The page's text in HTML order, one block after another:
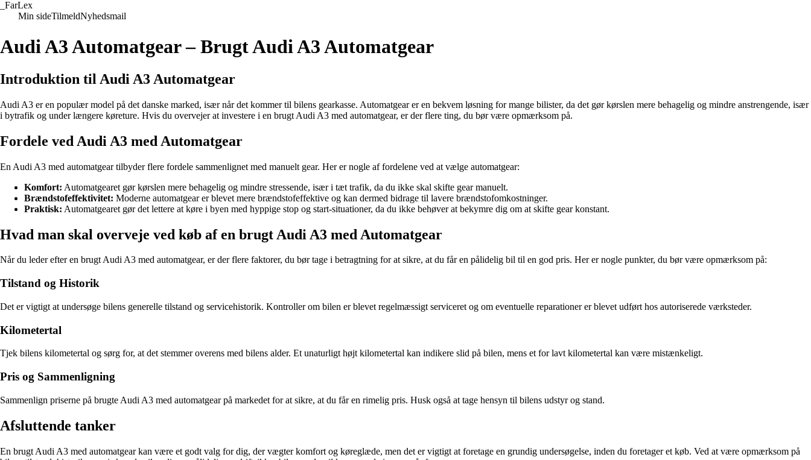
FarLex
Min sideTilmeldNyhedsmail
Audi A3 Automatgear – Brugt Audi A3 Automatgear
Introduktion til Audi A3 Automatgear
Audi A3 er en populær model på det danske marked, især når det kommer til bilens gearkasse. Automatgear er en bekvem løsning for mange bilister, da det gør kørslen mere behagelig og mindre anstrengende, især
i bytrafik og under længere køreture. Hvis du overvejer at investere i en brugt Audi A3 med automatgear, er der flere ting, du bør være opmærksom på.
Fordele ved Audi A3 med Automatgear
En Audi A3 med automatgear tilbyder flere fordele sammenlignet med manuelt gear. Her er nogle af fordelene ved at vælge automatgear:
Komfort: Automatgearet gør kørslen mere behagelig og mindre stressende, især i tæt trafik, da du ikke skal skifte gear manuelt.
Brændstofeffektivitet: Moderne automatgear er blevet mere brændstofeffektive og kan dermed bidrage til lavere brændstofomkostninger.
Praktisk: Automatgearet gør det lettere at køre i byen med hyppige stop og start-situationer, da du ikke behøver at bekymre dig om at skifte gear konstant.
Hvad man skal overveje ved køb af en brugt Audi A3 med Automatgear
Når du leder efter en brugt Audi A3 med automatgear, er der flere faktorer, du bør tage i betragtning for at sikre, at du får en pålidelig bil til en god pris. Her er nogle punkter, du bør være opmærksom på:
Tilstand og Historik
Det er vigtigt at undersøge bilens generelle tilstand og servicehistorik. Kontroller om bilen er blevet regelmæssigt serviceret og om eventuelle reparationer er blevet udført hos autoriserede værksteder.
Kilometertal
Tjek bilens kilometertal og sørg for, at det stemmer overens med bilens alder. Et unaturligt højt kilometertal kan indikere slid på bilen, mens et for lavt kilometertal kan være mistænkeligt.
Pris og Sammenligning
Sammenlign priserne på brugte Audi A3 med automatgear på markedet for at sikre, at du får en rimelig pris. Husk også at tage hensyn til bilens udstyr og stand.
Afsluttende tanker
En brugt Audi A3 med automatgear kan være et godt valg for dig, der vægter komfort og køreglæde, men det er vigtigt at foretage en grundig undersøgelse, inden du foretager et køb. Ved at være opmærksom på